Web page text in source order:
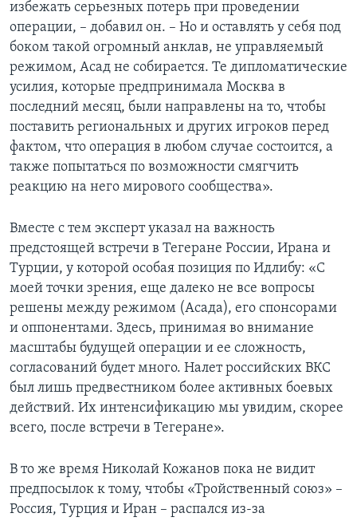
избежать серьезных потерь при проведении
операции, – добавил он. – Но и оставлять у себя под
боком такой огромный анклав, не управляемый
режимом, Асад не собирается. Те дипломатические
усилия, которые предпринимала Москва в
последний месяц, были направлены на то, чтобы
поставить региональных и других игроков перед
фактом, что операция в любом случае состоится, а
также попытаться по возможности смягчить
реакцию на него мирового сообщества».
Вместе с тем эксперт указал на важность
предстоящей встречи в Тегеране России, Ирана и
Турции, у которой особая позиция по Идлибу: «С
моей точки зрения, еще далеко не все вопросы
решены между режимом (Асада), его спонсорами
и оппонентами. Здесь, принимая во внимание
масштабы будущей операции и ее сложность,
согласований будет много. Налет российских ВКС
был лишь предвестником более активных боевых
действий. Их интенсификацию мы увидим, скорее
всего, после встречи в Тегеране».
В то же время Николай Кожанов пока не видит
предпосылок к тому, чтобы «Тройственный союз» –
Россия, Турция и Иран – распался из-за